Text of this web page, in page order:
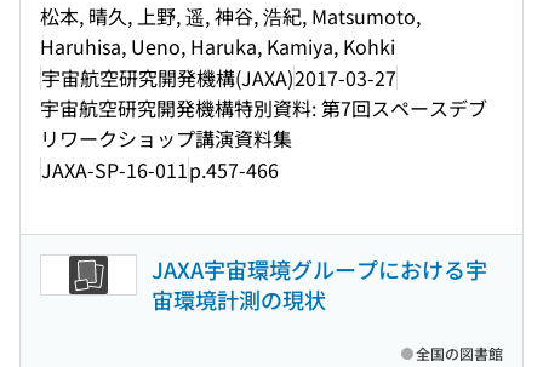
松本, 晴久, 上野, 遥, 神谷, 浩紀, Matsumoto,
Haruhisa, Ueno, Haruka, Kamiya, Kohki
宇宙航空研究開発機構(JAXA)2017-03-27
宇宙航空研究開発機構特別資料: 第7回スペースデブ
リワークショップ講演資料集
JAXA-SP-16-011p.457-466
JAXA宇宙環境グループにおける宇
宙環境計測の現状
全国の図書館